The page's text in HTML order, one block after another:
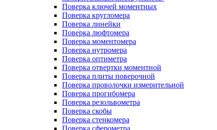
Поверка ключей моментных
Поверка кругломера
Поверка линейки
Поверка люфтомера
Поверка моментомера
Поверка нутромера
Поверка оптиметра
Поверка отвертки моментной
Поверка плиты поверочной
Поверка проволочки измерительной
Поверка прогибомера
Поверка резольвометра
Поверка скобы
Поверка стенкомера
Поверка сферометра